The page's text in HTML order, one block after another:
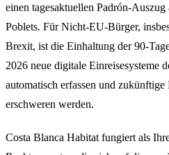
einen tagesaktuellen Padrón-
Poblets. Für Nicht-EU-Bürger,
Brexit, ist die Einhaltung der 90-
2026 neue digitale Einreisesysteme
automatisch erfassen und zukünftige
erschweren werden.
Costa Blanca Habitat fungiert als